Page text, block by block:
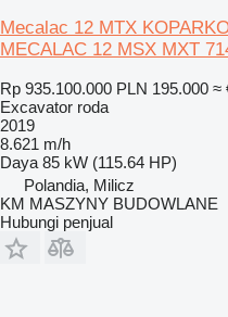
Mecalac 12 MTX
MECALAC 12 MSX MXT
Rp 935.100.000 PLN 195.000 ≈
Excavator roda
2019
8.621 m/h
Daya 85 kW (115.64 HP)
Polandia, Milicz
KM MASZYNY BUDOWLANE
Hubungi penjual